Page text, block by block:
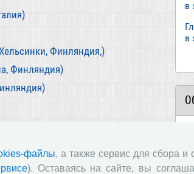
Финляндия,)
Финляндия)
в
в
файлы, а также сервис для сбора и
). Оставаясь на сайте, вы